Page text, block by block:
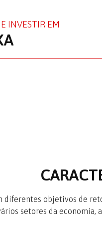
INVESTIR EM
diferentes objetivos de
setores da